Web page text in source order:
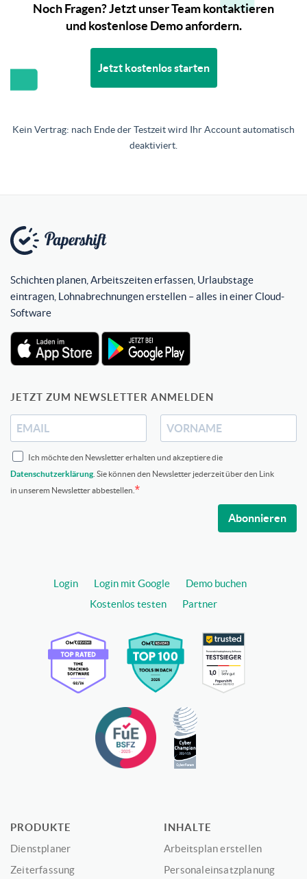
Noch Fragen? Jetzt unser Team kontaktieren
und kostenlose Demo anfordern.
Jetzt kostenlos starten
Kein Vertrag: nach Ende der Testzeit wird Ihr Account automatisch
deaktiviert.
Schichten planen, Arbeitszeiten erfassen, Urlaubstage
eintragen, Lohnabrechnungen erstellen – alles in einer Cloud-
Software
JETZT ZUM NEWSLETTER ANMELDEN
Ich möchte den Newsletter erhalten und akzeptiere die
Datenschutzerklärung . Sie können den Newsletter jederzeit über den Link
in unserem Newsletter abbestellen.
Abonnieren
Login Login mit Google
Demo buchen
Kostenlos testen
Partner
PRODUKTE
Dienstplaner
Zeiterfassung
INHALTE
Arbeitsplan erstellen
Personaleinsatzplanung